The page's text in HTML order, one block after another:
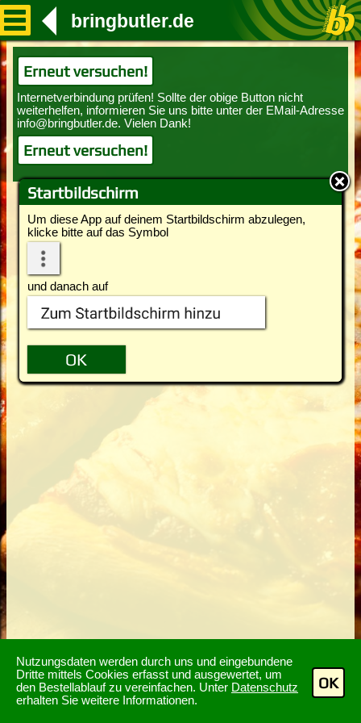
Nutzungsdaten werden durch uns und eingebundene
Dritte mittels Cookies erfasst und ausgewertet, um
den Bestellablauf zu vereinfachen. Unter Datenschutz
erhalten Sie weitere Informationen.
OK
Startbildschirm
Um diese App auf deinem Startbildschirm abzulegen,
klicke bitte auf das Symbol
und danach auf
bringbutler.de
Erneut versuchen!
Erneut versuchen!